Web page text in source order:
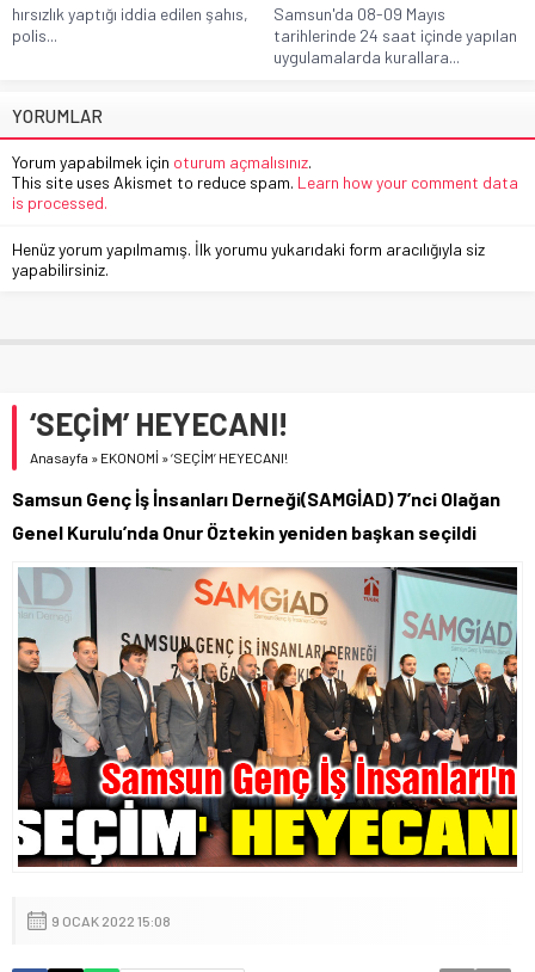
hırsızlık yaptığı iddia edilen şahıs,
polis...
Samsun'da 08-09 Mayıs
tarihlerinde 24 saat içinde yapılan
uygulamalarda kurallara...
YORUMLAR
Yorum yapabilmek için oturum açmalısınız.
This site uses Akismet to reduce spam. Learn how your comment data
is processed.
Henüz yorum yapılmamış. İlk yorumu yukarıdaki form aracılığıyla siz
yapabilirsiniz.
‘SEÇİM’ HEYECANI!
Anasayfa » EKONOMİ »‘SEÇİM’ HEYECANI!
Samsun Genç İş İnsanları Derneği(SAMGİAD) 7’nci Olağan
Genel Kurulu’nda Onur Öztekin yeniden başkan seçildi
9 OCAK 2022 15:08